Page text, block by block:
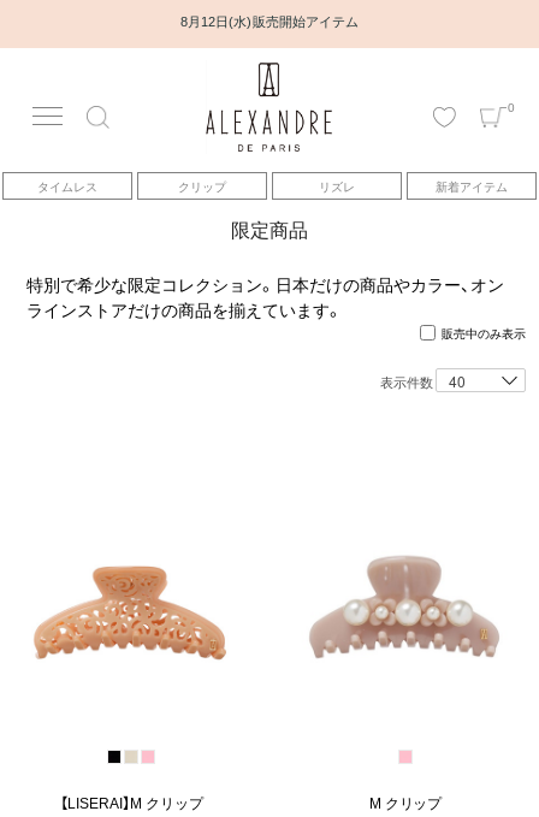
8月12日(水) 販売開始アイテム
0
タイムレス クリップ リズレ 新着アイテム
アカウント
アイテム
ベストセラー
クラフトマンシップ
ニュース
限定商品
特別で希少な限定コレクション。日本だけの商品やカラー、オン
ラインストアだけの商品を揃えています。
販売中のみ表示
表示件数
【LISERAI】M クリップ M クリップ